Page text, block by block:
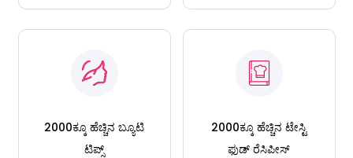
2000ಕ್ಕೂ ಹೆಚ್ಚಿನ ಬ್ಯೂಟಿ
ಟಿಪ್ಸ್
2000ಕ್ಕೂ ಹೆಚ್ಚಿನ ಟೇಸ್ಟಿ
ಫುಡ್ ರೆಸಿಪೀಸ್